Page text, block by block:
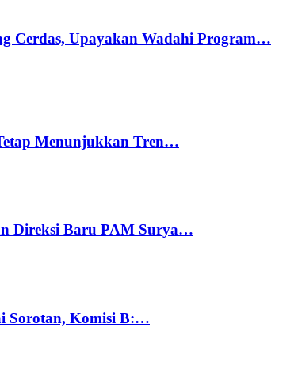
Cerdas, Upayakan Wadahi Program…
Menunjukkan Tren…
Direksi Baru PAM Surya…
Sorotan, Komisi B:…